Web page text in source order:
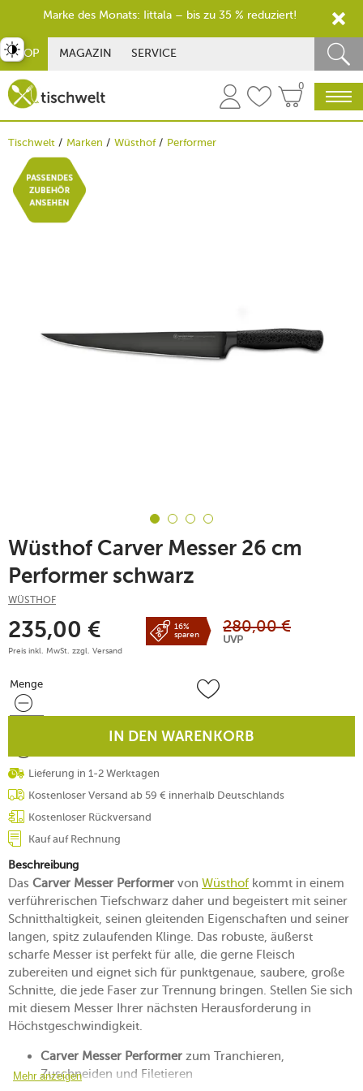
SHOP MAGAZIN SERVICE
0
Tischwelt Marken Wüsthof Performer
Wüsthof Carver Messer 26 cm
Performer schwarz
WÜSTHOF
235,00 €
Preis inkl. MwSt. zzgl. Versand
16%
sparen
280,00 €
UVP
Menge
Menge
IN DEN WARENKORB
Lieferung in 1-2 Werktagen
Kostenloser Versand ab 59 € innerhalb Deutschlands
Kostenloser Rückversand
Kauf auf Rechnung
Beschreibung
Das Carver Messer Performer von Wüsthof kommt in einem
verführerischen Tiefschwarz daher und begeistert mit seiner
Schnitthaltigkeit, seinen gleitenden Eigenschaften und seiner
langen, spitz zulaufenden Klinge. Das robuste, äußerst
scharfe Messer ist perfekt für alle, die gerne Fleisch
zubereiten und eignet sich für punktgenaue, saubere, große
Schnitte, die jede Faser zur Trennung bringen. Stellen Sie sich
mit diesem Messer Ihrer nächsten Herausforderung in
Höchstgeschwindigkeit.
Carver Messer Performer zum Tranchieren,
Zuschneiden und Filetieren
Mehr anzeigen
umschalten
Marke des Monats: Iittala – bis zu 35 % reduziert!